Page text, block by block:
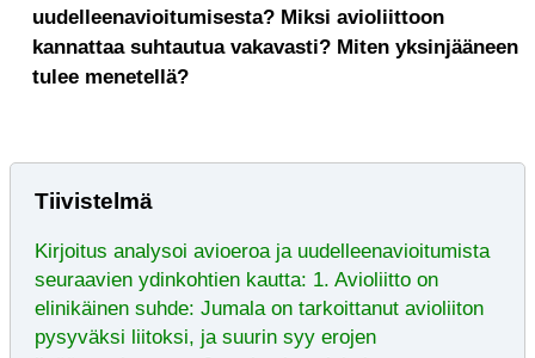
uudelleenavioitumisesta? Miksi avioliittoon
kannattaa suhtautua vakavasti? Miten yksinjääneen
tulee menetellä?
Tiivistelmä
Kirjoitus analysoi avioeroa ja uudelleenavioitumista
seuraavien ydinkohtien kautta: 1. Avioliitto on
elinikäinen suhde: Jumala on tarkoittanut avioliiton
pysyväksi liitoksi, ja suurin syy erojen